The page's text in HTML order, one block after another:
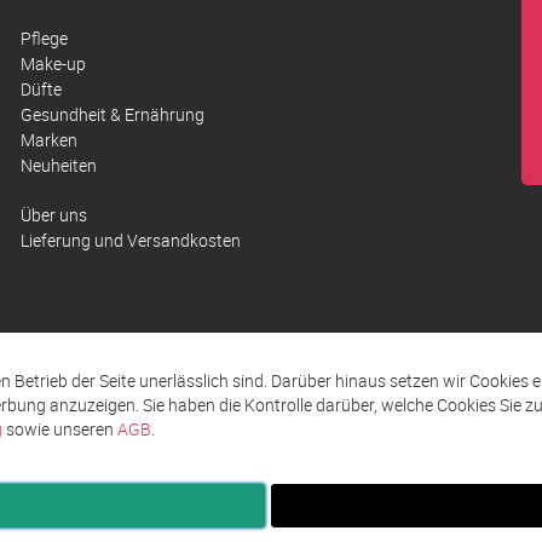
Pflege
Make-up
Düfte
Gesundheit & Ernährung
Marken
Neuheiten
Über uns
Lieferung und Versandkosten
AGB Impressum
Betrieb der Seite unerlässlich sind. Darüber hinaus setzen wir Cookies
anzuzeigen. Sie haben die Kontrolle darüber, welche Cookies Sie
sowie unserenAGB.